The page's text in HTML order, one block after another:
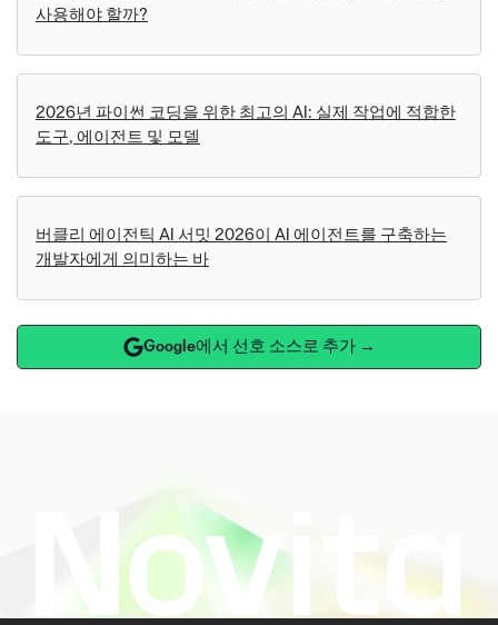
사용해야 할까?
2026년 파이썬 코딩을 위한 최고의 AI: 실제 작업에 적합한
도구, 에이전트 및 모델
버클리 에이전틱 AI 서밋 2026이 AI 에이전트를 구축하는
개발자에게 의미하는 바
Google에서 선호 소스로 추가 →